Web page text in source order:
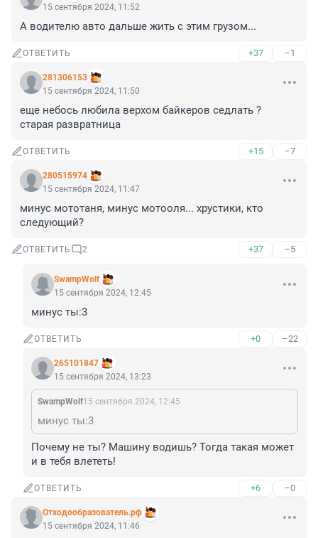
15 сентября 2024, 11:52
А водителю авто дальше жить с этим грузом...
ОТВЕТИТЬ +37 –1
281306153
15 сентября 2024, 11:50
еще небось любила верхом байкеров седлать ?
старая развратница
ОТВЕТИТЬ +15 –7
280515974
15 сентября 2024, 11:47
минус мототаня, минус мотооля... хрустики, кто
следующий?
ОТВЕТИТЬ 2 +37 –5
SwampWolf
15 сентября 2024, 12:45
минус ты:3
ОТВЕТИТЬ +0 –22
265101847
15 сентября 2024, 13:23
SwampWolf15 сентября 2024, 12:45
минус ты:3
Почему не ты? Машину водишь? Тогда такая может
и в тебя влететь!
ОТВЕТИТЬ +6 –0
Отходообразователь.рф
15 сентября 2024, 11:46